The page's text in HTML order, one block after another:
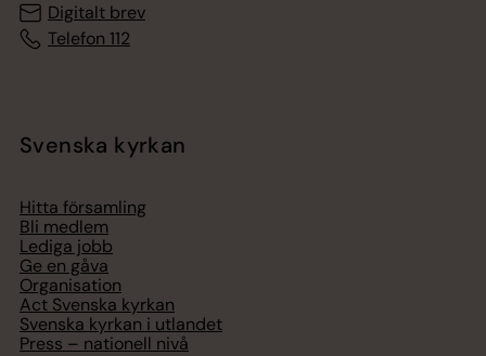
Digitalt brev
Telefon 112
Svenska kyrkan
Hitta församling
Bli medlem
Lediga jobb
Ge en gåva
Organisation
Act Svenska kyrkan
Svenska kyrkan i utlandet
Press – nationell nivå